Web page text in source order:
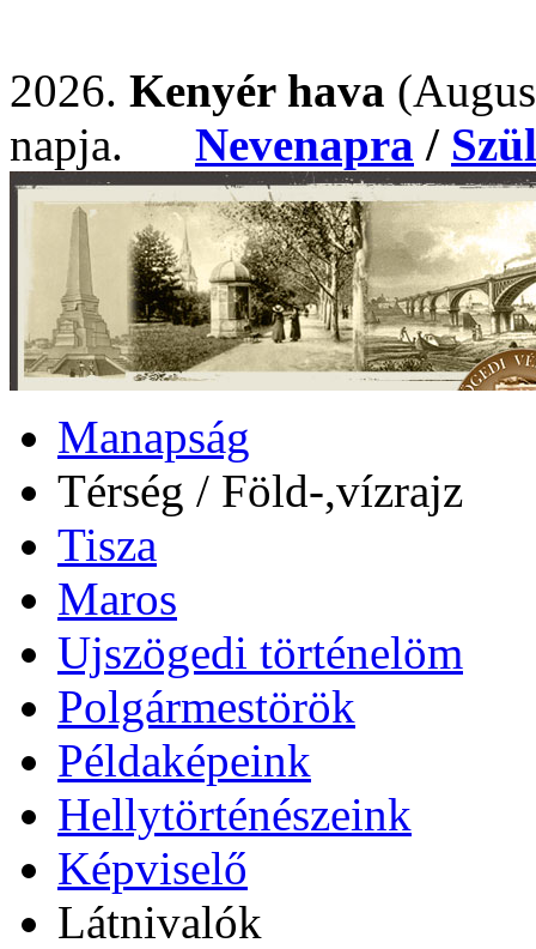
2026. Kenyér hava
napja. Nevenapra /
Manapság
Térség / Föld-,vízrajz
Tisza
Maros
Ujszögedi történelöm
Polgármestörök
Példaképeink
Hellytörténészeink
Képviselő
Látnivalók